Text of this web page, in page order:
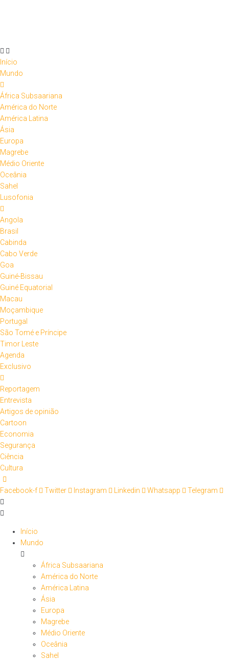
Início
Mundo
África Subsaariana
América do Norte
América Latina
Ásia
Europa
Magrebe
Médio Oriente
Oceânia
Sahel
Lusofonia
Angola
Brasil
Cabinda
Cabo Verde
Goa
Guiné-Bissau
Guiné Equatorial
Macau
Moçambique
Portugal
São Tomé e Príncipe
Timor Leste
Agenda
Exclusivo
Reportagem
Entrevista
Artigos de opinião
Cartoon
Economia
Segurança
Ciência
Cultura
Facebook-f Twitter Instagram Linkedin Whatsapp Telegram
Início
Mundo
África Subsaariana
América do Norte
América Latina
Ásia
Europa
Magrebe
Médio Oriente
Oceânia
Sahel